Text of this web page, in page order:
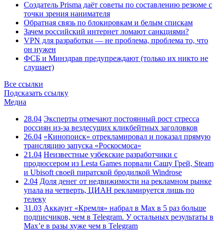
Создатель Prisma даёт советы по составлению резюме с
точки зрения нанимателя
Обратная связь по блокировкам и белым спискам
Зачем российский интернет ломают санкциями?
VPN для разработки — не проблема, проблема то, что
он нужен
ФСБ и Минздрав предупреждают (только их никто не
слушает)
Все ссылки
Подсказать ссылку
Медиа
28.04 Эксперты отмечают постоянный рост стресса
россиян из-за вездесущих кликбейтных заголовков
26.04 «Кинопоиск» отрекламировал и показал прямую
трансляцию запуска «Роскосмоса»
21.04 Неизвестные узбекские разработчики с
продюссером из Lesta Games порвали Сашу Грей, Steam
и Ubisoft своей пиратской бродилкой Windrose
2.04 Доля денег от недвижимости на рекламном рынке
упала на четверть, ЦИАН рекламируется лишь по
телеку
31.03 Аккаунт «Кремля» набрал в Max в 5 раз больше
подписчиков, чем в Telegram. У остальных результаты в
Max’е в разы хуже чем в Telegram